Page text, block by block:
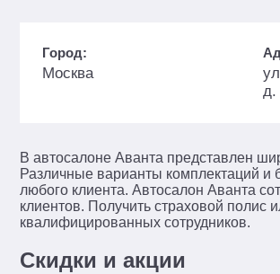
Город:
Москва
д.
В автосалоне Аванта представлен
Различные варианты комплектаций и
любого клиента. Автосалон Аванта
клиентов. Получить страховой
квалифицированных сотрудников.
Скидки и акции